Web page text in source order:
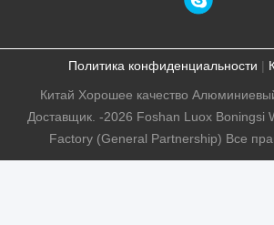
Политика конфиденциальности |
Китай Хорошее качество
Доставщик. -2026 Foshan Luox Boningsi
Factory (General Partnership) Все